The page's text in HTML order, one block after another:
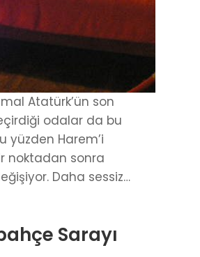
Atatürk’ün son
odalar da bu
yüzden Harem’i
noktadan sonra
Daha sessiz…
Sarayı